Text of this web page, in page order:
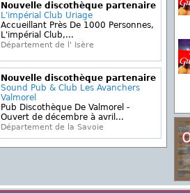
Nouvelle discothèque partenaire
L'impérial Club Uriage
Accueillant Près De 1000 Personnes,
L'impérial Club,...
Département de l' Isère
Nouvelle discothèque partenaire
Sound Pub & Club Les Avanchers
Valmorel
Pub Discothèque De Valmorel -
Ouvert de décembre à avril...
Département de la Savoie